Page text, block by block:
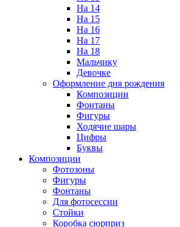
На 14
На 15
На 16
На 17
На 18
Мальчику
Девочке
Оформление дня рождения
Композиции
Фонтаны
Фигуры
Ходячие шары
Цифры
Буквы
Композиции
Фотозоны
Фигуры
Фонтаны
Для фотосессии
Стойки
Коробка сюрприз